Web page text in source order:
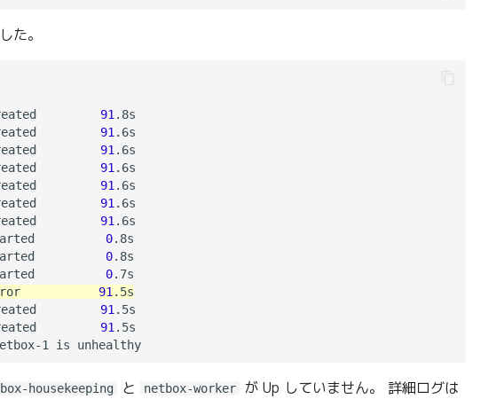
た。
Created 91 .8s
Created
91 .6s
Created
91 .6s
Created
91 .6s
Created
91 .6s
Created
91 .6s
91 .6s
Started 0.8s
Started 0.8s
Started 0
Error 91
1   Created 91 .5s
Created 91 .5s
dependency failed to start: container netbox-docker-netbox-1 is unhealthy
housekeeping と netbox-worker が Up していません。 詳細ログは